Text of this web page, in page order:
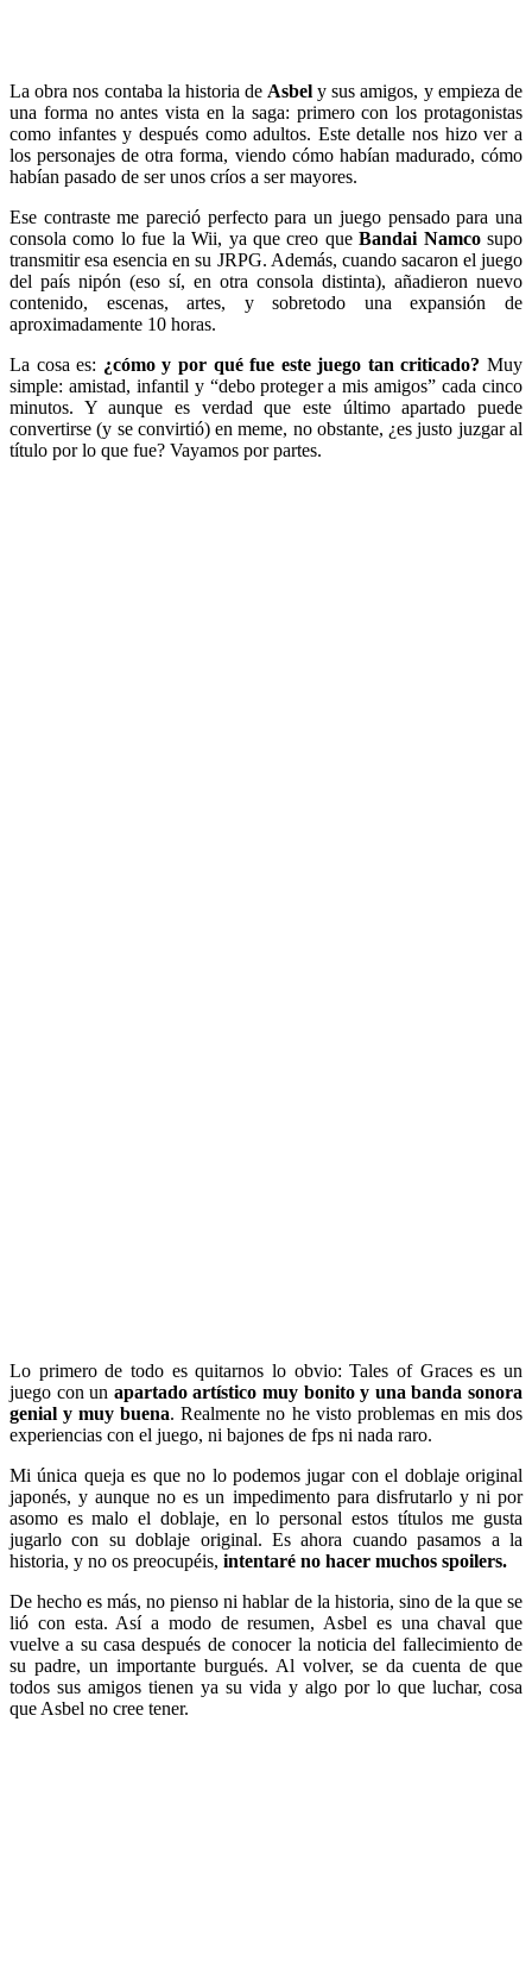
La obra nos contaba la historia de Asbely sus amigos, y empieza de
una forma no antes vista en la saga: primero con los protagonistas
como infantes y después como adultos. Este detalle nos hizo ver a
los personajes de otra forma, viendo cómo habían madurado, cómo
habían pasado de ser unos críos a ser mayores.
Ese contraste me pareció perfecto para un juego pensado para una
consola como lo fue la Wii, ya que creo queBandai Namcosupo
transmitir esa esencia en su JRPG. Además, cuando sacaron el juego
del país nipón (eso sí, en otra consola distinta), añadieron nuevo
contenido, escenas, artes, y sobretodo una expansión de
aproximadamente 10 horas.
La cosa es: ¿cómo y por qué fue este juego tan criticado? Muy
simple: amistad, infantil y “debo proteger a mis amigos” cada cinco
minutos. Y aunque es verdad que este último apartado puede
convertirse (y se convirtió) en meme, no obstante, ¿es justo juzgar al
título por lo que fue? Vayamos por partes.
Lo primero de todo es quitarnos lo obvio: Tales of Graces es un
juego con un apartado artístico muy bonito y una banda sonora
genial y muy buena. Realmente no he visto problemas en mis dos
experiencias con el juego, ni bajones de fps ni nada raro.
Mi única queja es que no lo podemos jugar con el doblaje original
japonés, y aunque no es un impedimento para disfrutarlo y ni por
asomo es malo el doblaje, en lo personal estos títulos me gusta
jugarlo con su doblaje original. Es ahora cuando pasamos a la
historia, y no os preocupéis, intentaré no hacer muchos spoilers.
De hecho es más, no pienso ni hablar de la historia, sino de la que se
lió con esta. Así a modo de resumen, Asbel es una chaval que
vuelve a su casa después de conocer la noticia del fallecimiento de
su padre, un importante burgués. Al volver, se da cuenta de que
todos sus amigos tienen ya su vida y algo por lo que luchar, cosa
que Asbel no cree tener.